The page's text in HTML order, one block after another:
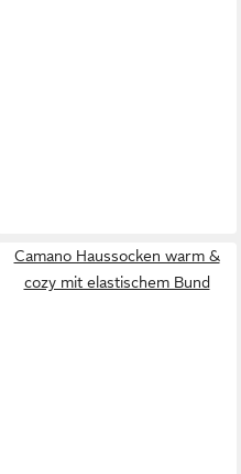
Camano Haussocken warm &
cozy mit elastischem Bund